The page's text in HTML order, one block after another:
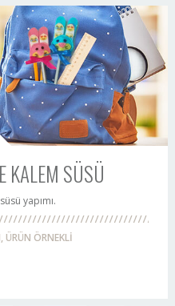
KALEM SÜSÜ
yapımı.
ÜRÜN ÖRNEKLİ